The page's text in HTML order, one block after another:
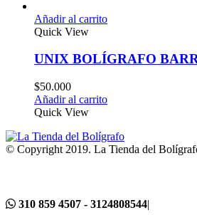
Añadir al carrito
Quick View
UNIX BOLÍGRAFO
$50.000
Añadir al carrito
Quick View
© Copyright 2019. La Tienda del
310 859 4507 - 3124808544|